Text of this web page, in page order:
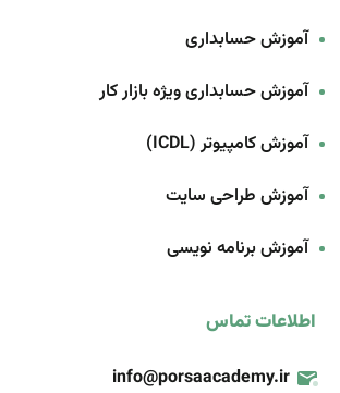
آموزش حسابداری
آموزش حسابداری ویژه بازار کار
آموزش کامپیوتر (ICDL)
آموزش طراحی سایت
آموزش برنامه‌ نویسی
اطلاعات تماس
info@porsaacademy.ir